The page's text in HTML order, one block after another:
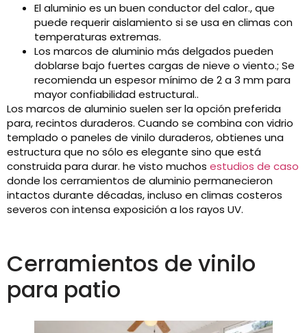
El aluminio es un buen conductor del calor., que
puede requerir aislamiento si se usa en climas con
temperaturas extremas.
Los marcos de aluminio más delgados pueden
doblarse bajo fuertes cargas de nieve o viento.; Se
recomienda un espesor mínimo de 2 a 3 mm para
mayor confiabilidad estructural..
Los marcos de aluminio suelen ser la opción preferida
para, recintos duraderos. Cuando se combina con vidrio
templado o paneles de vinilo duraderos, obtienes una
estructura que no sólo es elegante sino que está
construida para durar. he visto muchos estudios de caso
donde los cerramientos de aluminio permanecieron
intactos durante décadas, incluso en climas costeros
severos con intensa exposición a los rayos UV.
Cerramientos de vinilo
para patio